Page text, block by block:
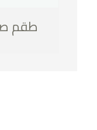
طقم